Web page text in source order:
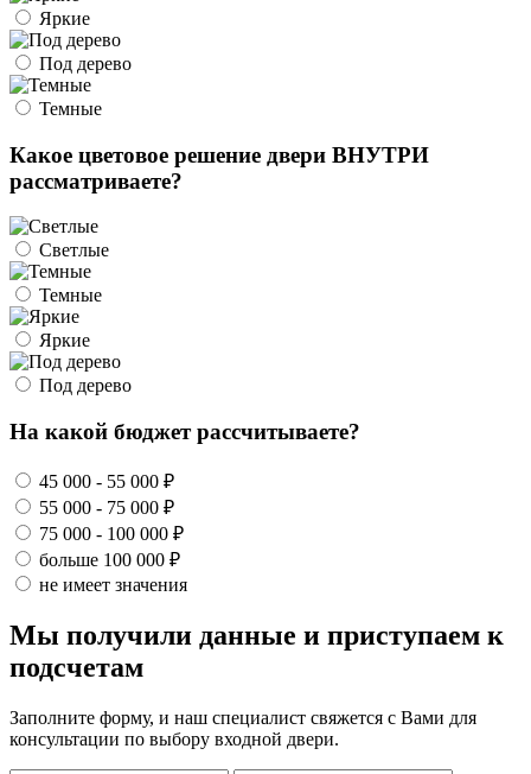
Яркие
Под дерево
Темные
Какое цветовое решение двери ВНУТРИ
рассматриваете?
Светлые
Темные
Яркие
Под дерево
На какой бюджет рассчитываете?
45 000 - 55 000 ₽
55 000 - 75 000 ₽
75 000 - 100 000 ₽
больше 100 000 ₽
не имеет значения
Мы получили данные и приступаем к
подсчетам
Заполните форму, и наш специалист свяжется с Вами для
консультации по выбору входной двери.